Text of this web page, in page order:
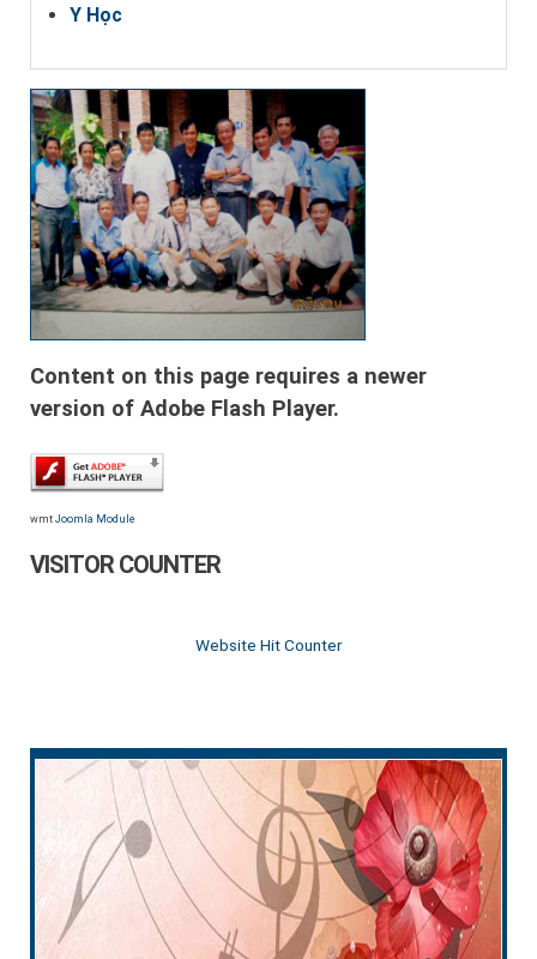
Y Học
Content on this page requires a newer
version of Adobe Flash Player.
wmt Joomla Module
VISITOR COUNTER
Website Hit Counter